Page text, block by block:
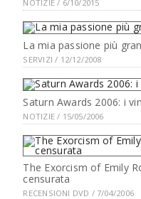
NOTIZIE / 6/10/2015
La mia passione più
SERVIZI / 12/12/2008
Saturn Awards 2006: i
NOTIZIE / 15/05/2006
The Exorcism of Emily
censurata
RECENSIONI DVD / 7/04/2006